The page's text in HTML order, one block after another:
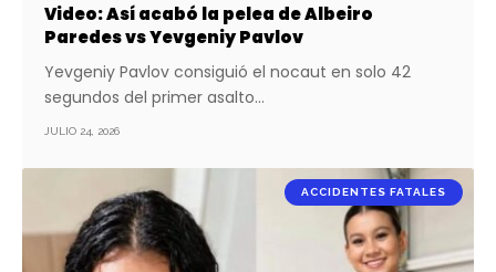
Video: Así acabó la pelea de Albeiro
Paredes vs Yevgeniy Pavlov
Yevgeniy Pavlov consiguió el nocaut en solo 42
segundos del primer asalto…
JULIO 24, 2026
ACCIDENTES FATALES